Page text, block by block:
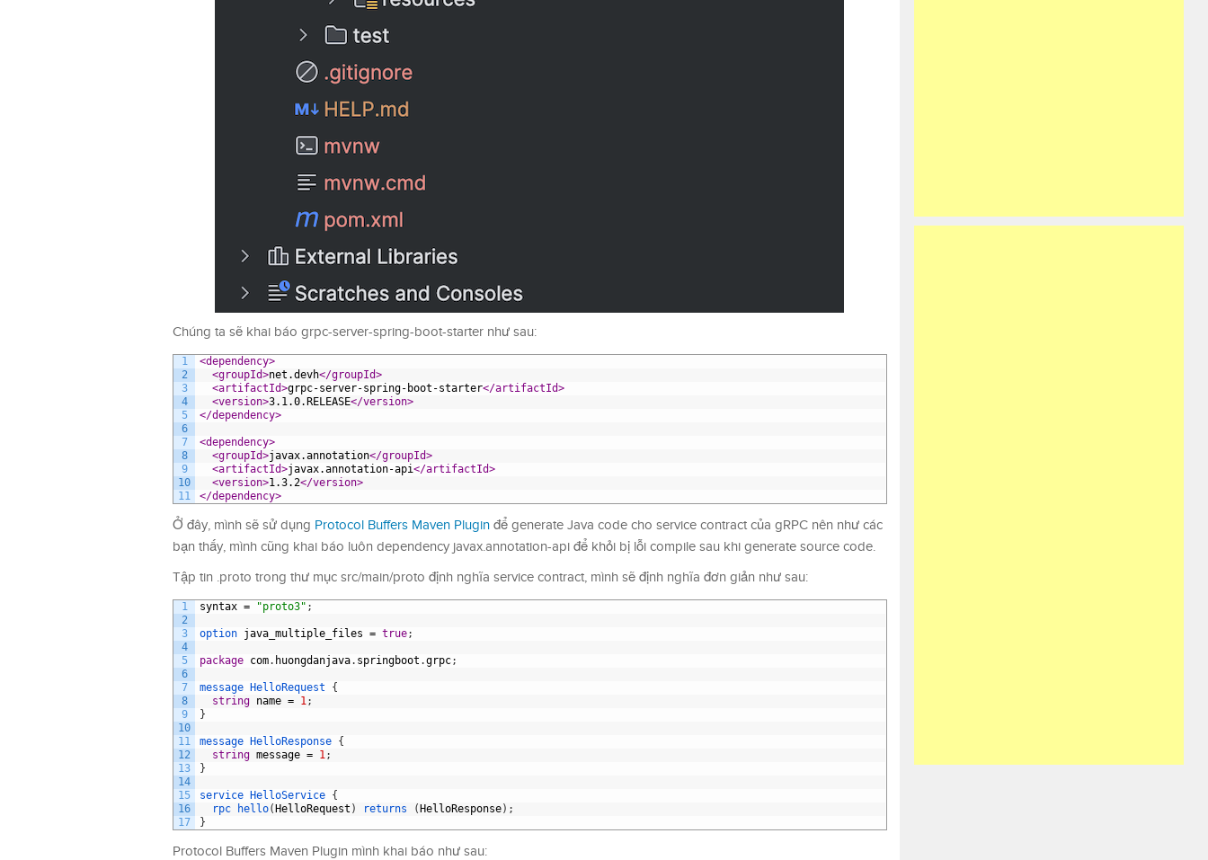
Chúng ta sẽ khai báo grpc-server-spring-boot-starter như sau:
1
2
3
4
5
6
7
8
9
10
11
<dependency>
<groupId>net.devh</groupId>
<artifactId>grpc-server-spring-boot-starter</artifactId>
<version>3.1.0.RELEASE</version>
</dependency>
<dependency>
<groupId>javax.annotation</groupId>
<artifactId>javax.annotation-api</artifactId>
<version>1.3.2</version>
</dependency>
Ở đây, mình sẽ sử dụng Protocol Buffers Maven Plugin để generate Java code cho service contract của gRPC nên như các
bạn thấy, mình cũng khai báo luôn dependency javax.annotation-api để khỏi bị lỗi compile sau khi generate source code.
Tập tin .proto trong thư mục src/main/proto định nghĩa service contract, mình sẽ định nghĩa đơn giản như sau:
1
2
3
4
5
6
7
8
9
10
11
12
13
14
15
16
17
syntax = "proto3" ;
option java_multiple_files = true;
package com. huongdanjava. springboot .grpc;
message HelloRequest
{
string name = 1;
}
message HelloResponse {
string message = 1;
}
service HelloService {
rpc
hello( HelloRequest ) returns ( HelloResponse) ;
}
Protocol Buffers Maven Plugin mình khai báo như sau: